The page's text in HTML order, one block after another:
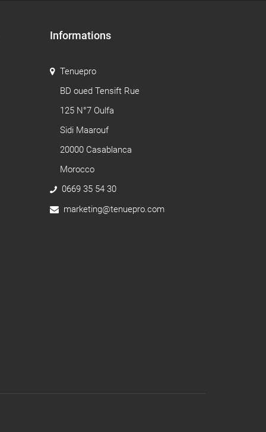
Informations
Tenuepro
BD oued Tensift Rue
125 N°7 Oulfa
Sidi Maarouf
20000 Casablanca
Morocco
0669 35 54 30
marketing@tenuepro.com